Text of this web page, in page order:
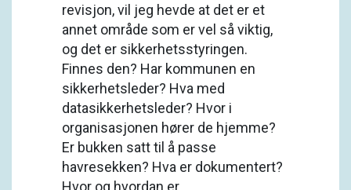
revisjon, vil jeg hevde at det er et
annet område som er vel så viktig,
og det er sikkerhetsstyringen.
Finnes den? Har kommunen en
sikkerhetsleder? Hva med
datasikkerhetsleder? Hvor i
organisasjonen hører de hjemme?
Er bukken satt til å passe
havresekken? Hva er dokumentert?